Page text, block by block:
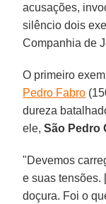
acusações,
silêncio dois
Companhia de
O primeiro
Pedro Fabro
dureza
ele,São Pedro
"Devemos
e suas tensões.
doçura. Foi o